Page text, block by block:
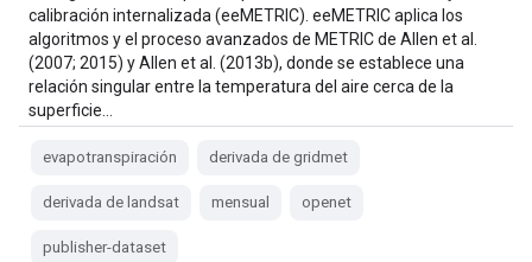
calibración internalizada (eeMETRIC). eeMETRIC aplica los
algoritmos y el proceso avanzados de METRIC de Allen et al.
(2007; 2015) y Allen et al. (2013b), donde se establece una
relación singular entre la temperatura del aire cerca de la
superficie…
evapotranspiración derivada de gridmet
derivada de landsat mensual openet
publisher-dataset